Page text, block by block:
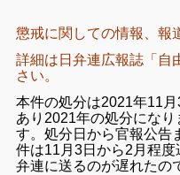
懲戒に関しての情報、報
詳細は日弁連広報誌「自
さい。
本件の処分は2021年11
あり2021年の処分にな
す。処分日から官報公告
件は11月3日から2月程
弁連に送るのが遅れたの